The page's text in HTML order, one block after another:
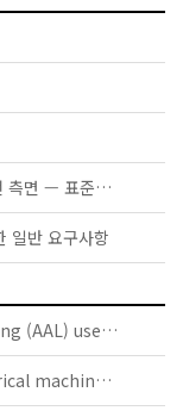
KS A ISO/IEC GUIDE 51(2022 확인) - 안전 측면 — 표준에 포함시킬 지침
일반 요구사항
IEC TS 63134:2020 - Active assisted living (AAL) use cases
IEC 60034-5:2020 RLV - Rotating electrical machines - Part 5: Degrees of protection provided by the integral design of rotating electrical machines (IP code) - Classification